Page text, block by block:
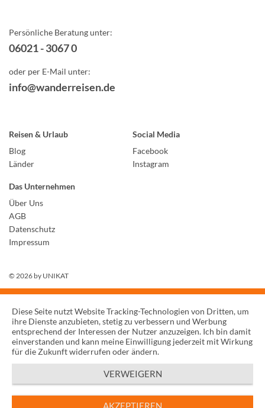
Persönliche Beratung unter:
06021 - 3067 0
oder per E-Mail unter:
info@wanderreisen.de
Reisen & Urlaub
Blog
Länder
Social Media
Facebook
Instagram
Das Unternehmen
Über Uns
AGB
Datenschutz
Impressum
© 2026 by UNIKAT
Diese Seite nutzt Website Tracking-Technologien von Dritten, um
ihre Dienste anzubieten, stetig zu verbessern und Werbung
entsprechend der Interessen der Nutzer anzuzeigen. Ich bin damit
einverstanden und kann meine Einwilligung jederzeit mit Wirkung
für die Zukunft widerrufen oder ändern.
VERWEIGERN
AKZEPTIEREN